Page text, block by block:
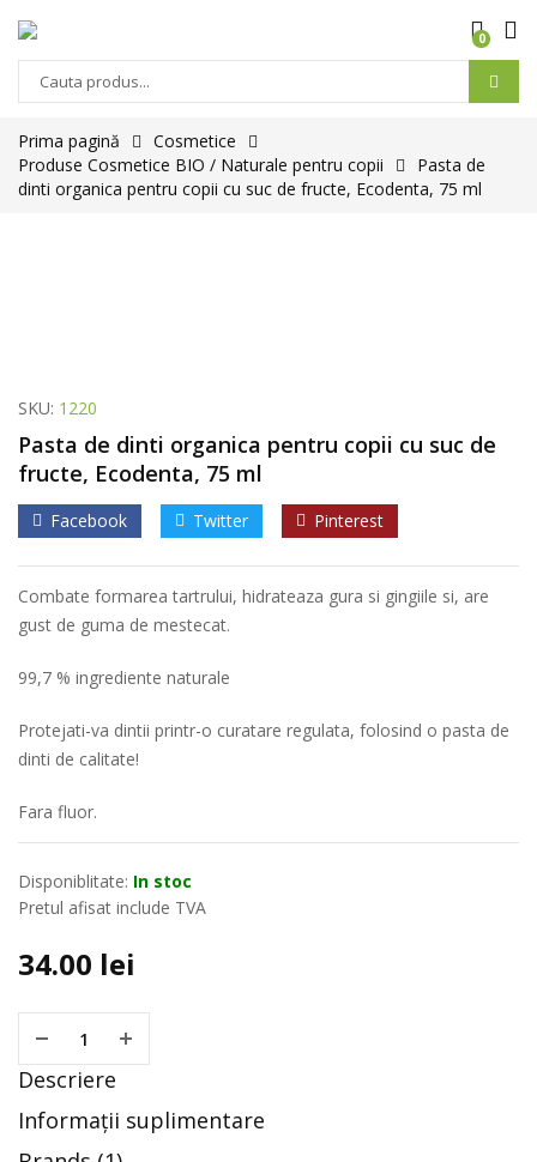
0
Prima pagină
Cosmetice
Produse Cosmetice BIO / Naturale pentru copii
Pasta de
dinti organica pentru copii cu suc de fructe, Ecodenta, 75 ml
SKU: 1220
Pasta de dinti organica pentru copii cu suc de
fructe, Ecodenta, 75 ml
Facebook Twitter Pinterest
Combate formarea tartrului, hidrateaza gura si gingiile si, are
gust de guma de mestecat.
99,7 % ingrediente naturale
Protejati-va dintii printr-o curatare regulata, folosind o pasta de
dinti de calitate!
Fara fluor.
Disponiblitate: In stoc
Pretul afisat include TVA
34.00 lei
Descriere
Informații suplimentare